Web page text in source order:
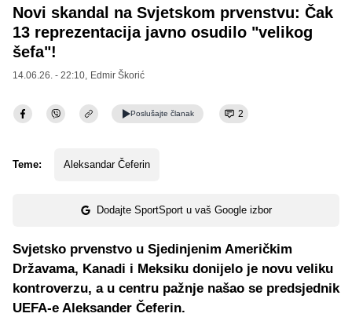
Novi skandal na Svjetskom prvenstvu: Čak
13 reprezentacija javno osudilo "velikog
šefa"!
14.06.26. - 22:10, Edmir Škorić
Poslušajte članak 2
Teme: Aleksandar Čeferin
Dodajte SportSport u vaš Google izbor
Svjetsko prvenstvo u Sjedinjenim Američkim
Državama, Kanadi i Meksiku donijelo je novu veliku
kontroverzu, a u centru pažnje našao se predsjednik
UEFA-e Aleksander Čeferin.